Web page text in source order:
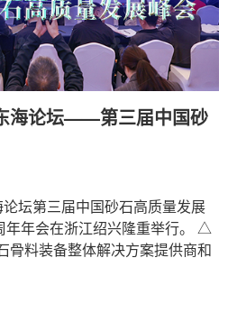
海论坛——第三届中国砂
坛第三届中国砂石高质量发展
年年会在浙江绍兴隆重举行。 △
骨料装备整体解决方案提供商和